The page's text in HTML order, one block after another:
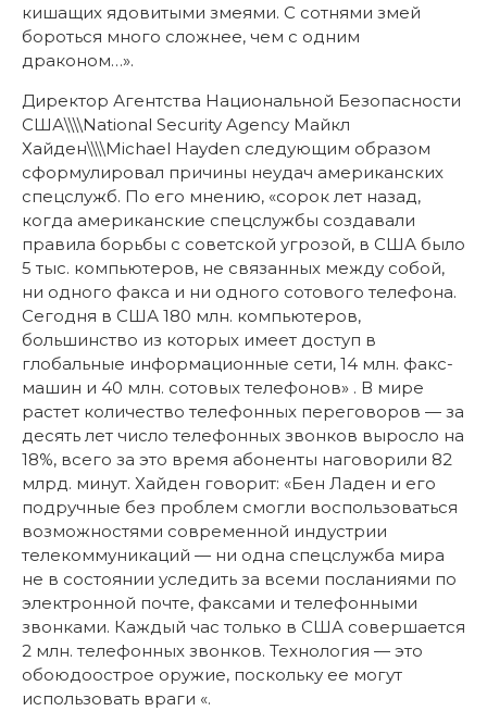
кишащих ядовитыми змеями. С сотнями змей
бороться много сложнее, чем с одним
драконом…».
Директор Агентства Национальной Безопасности
США\\\\National Security Agency Майкл
Хайден\\\\Michael Hayden следующим образом
сформулировал причины неудач американских
спецслужб. По его мнению, «сорок лет назад,
когда американские спецслужбы создавали
правила борьбы с советской угрозой, в США было
5 тыс. компьютеров, не связанных между собой,
ни одного факса и ни одного сотового телефона.
Сегодня в США 180 млн. компьютеров,
большинство из которых имеет доступ в
глобальные информационные сети, 14 млн. факс-
машин и 40 млн. сотовых телефонов» . В мире
растет количество телефонных переговоров — за
десять лет число телефонных звонков выросло на
18%, всего за это время абоненты наговорили 82
млрд. минут. Хайден говорит: «Бен Ладен и его
подручные без проблем смогли воспользоваться
возможностями современной индустрии
телекоммуникаций — ни одна спецслужба мира
не в состоянии уследить за всеми посланиями по
электронной почте, факсами и телефонными
звонками. Каждый час только в США совершается
2 млн. телефонных звонков. Технология — это
обоюдоострое оружие, поскольку ее могут
использовать враги «.